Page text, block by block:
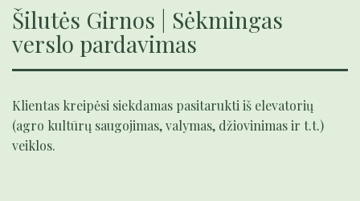
Šilutės Girnos | Sėkmingas
verslo pardavimas
Klientas kreipėsi siekdamas pasitarukti iš elevatorių
(agro kultūrų saugojimas, valymas, džiovinimas ir t.t.)
veiklos.